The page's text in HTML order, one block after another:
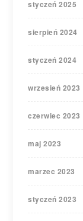
styczeń 2025
sierpień 2024
styczeń 2024
wrzesień 2023
czerwiec 2023
maj 2023
marzec 2023
styczeń 2023